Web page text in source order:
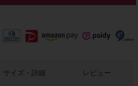
サイズ・詳細 レビュー